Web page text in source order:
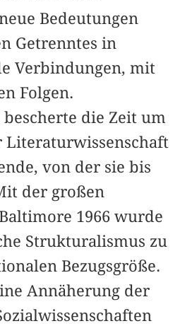
Bedeutungen
Getrenntes in
Verbindungen, mit
Folgen.
die Zeit um
Literaturwissenschaft
von der sie bis
der großen
1966 wurde
Strukturalismus zu
Bezugsgröße.
Annäherung der